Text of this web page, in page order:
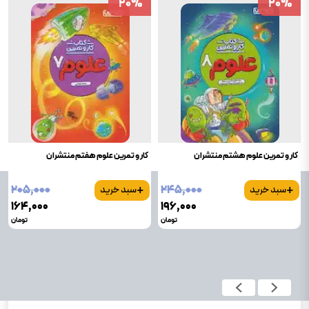
کار و تمرین علوم هشتم منتشران
+سبد خرید
۲۴۵٬۰۰۰
۱۹۶٬۰۰۰
تومان
20%
20%
کار و تمرین علوم هفتم منتشران
+سبد خرید
۲۰۵٬۰۰۰
۱۶۴٬۰۰۰
تومان
20%
20%